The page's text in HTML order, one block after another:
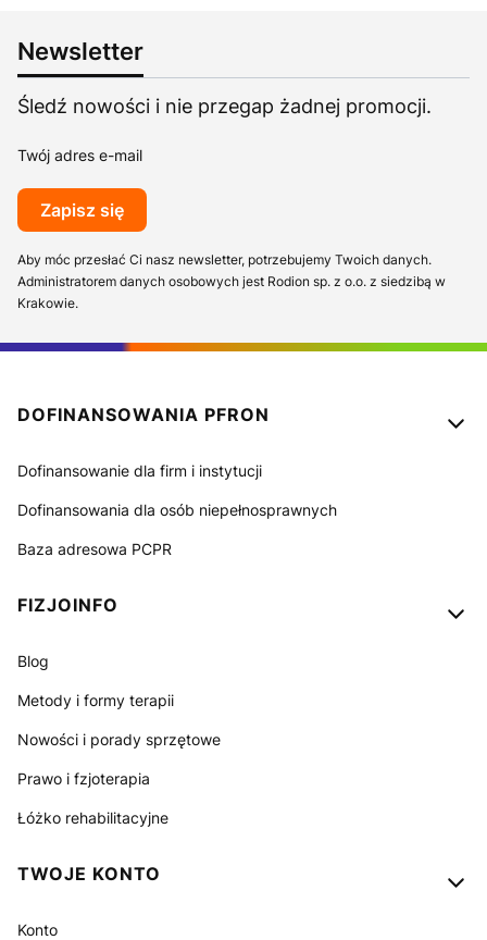
Newsletter
Śledź nowości i nie przegap żadnej promocji.
Twój adres e-mail
Zapisz się
Aby móc przesłać Ci nasz newsletter, potrzebujemy Twoich danych.
Administratorem danych osobowych jest Rodion sp. z o.o. z siedzibą w
Krakowie.
Linki w stopce
DOFINANSOWANIA PFRON
Dofinansowanie dla firm i instytucji
Dofinansowania dla osób niepełnosprawnych
Baza adresowa PCPR
FIZJOINFO
Blog
Metody i formy terapii
Nowości i porady sprzętowe
Prawo i fzjoterapia
Łóżko rehabilitacyjne
TWOJE KONTO
Konto